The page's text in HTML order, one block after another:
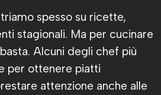
spesso su ricette,
stagionali. Ma per cucinare
Alcuni degli chef più
per ottenere piatti
attenzione anche alle